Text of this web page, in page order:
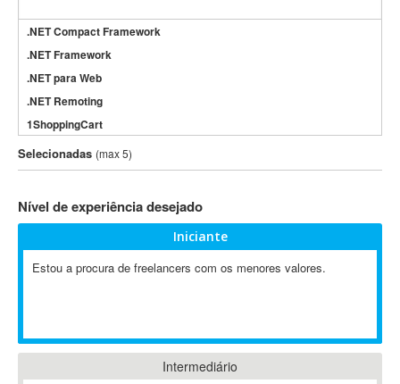
.NET Compact Framework
.NET Framework
.NET para Web
.NET Remoting
1ShoppingCart
3DS Max
3GSM
802.11
A-GPS
ABAP
Abaqus
Selecionadas (max 5)
Nível de experiência desejado
Iniciante
Estou a procura de freelancers com os menores valores.
Intermediário